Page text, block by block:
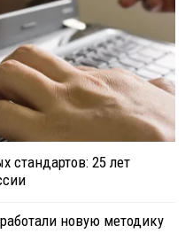
стандартов: 25 лет
новую методику